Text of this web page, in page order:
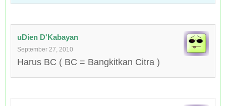
uDien D'Kabayan
September 27, 2010
Harus BC ( BC = Bangkitkan Citra )